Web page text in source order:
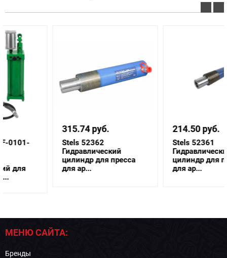
315.74 руб.
Stels 52362
Гидравлический
цилиндр для пресса
для ар...
214.50 руб.
Гидравлический
цилиндр для пресса
МЕНЮ САЙТА:
Бренды